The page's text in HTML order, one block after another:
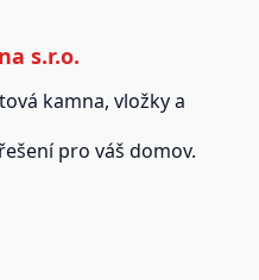
s.r.o.
kamna, vložky a
pro váš domov.